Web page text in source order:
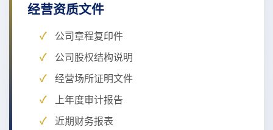
经营资质文件
公司章程复印件
公司股权结构说明
经营场所证明文件
上年度审计报告
近期财务报表